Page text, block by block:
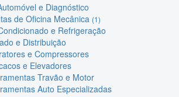
e Diagnóstico
de Oficina Mecânica (1)
e Refrigeração
e Distribuição
e Compressores
e Elevadores
Travão e Motor
Auto Especializadas